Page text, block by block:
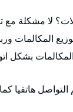
لا مشكلة مع
المكالمات
بشكل
التواصل هاتفيا